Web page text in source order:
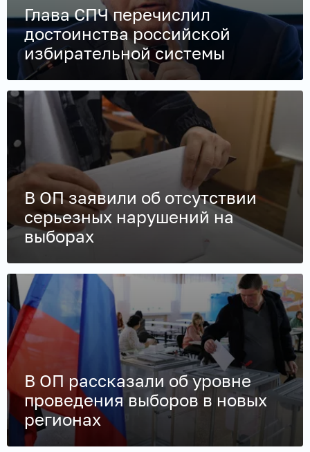
Глава СПЧ перечислил
достоинства российской
избирательной системы
В ОП заявили об отсутствии
серьезных нарушений на
выборах
В ОП рассказали об уровне
проведения выборов в новых
регионах